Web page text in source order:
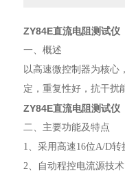
ZY84E直流电阻测试仪
一、概述
以高速微控制器为核心
定，重复性好，抗干扰
ZY84E直流电阻测试仪
二、主要功能及特点
1、采用高速16位A/D
2、自动程控电流源技